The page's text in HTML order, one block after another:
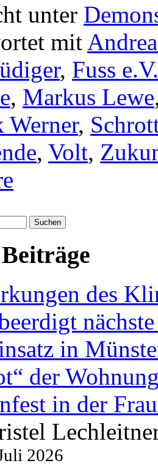
unter
mit
, Fuss e.V.
, Markus Lewe
Werner,
, Volt,
des
in
der
in der
2026